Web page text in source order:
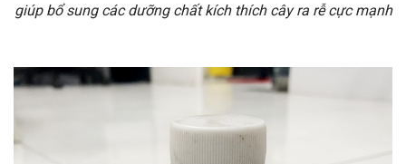
giúp bổ sung các dưỡng chất kích thích cây ra rễ cực mạnh